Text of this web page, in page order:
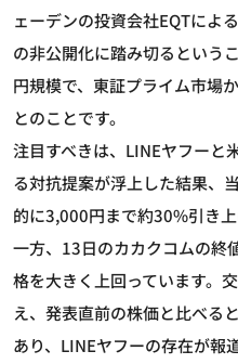
ェーデンの投資会社EQTによ
の非公開化に踏み切るという
円規模で、東証プライム市場
とのことです。
注目すべきは、LINEヤフーと
る対抗提案が浮上した結果、
的に3,000円まで約30%引き上
一方、13日のカカクコムの終
格を大きく上回っています。
え、発表直前の株価と比べる
あり、LINEヤフーの存在が報